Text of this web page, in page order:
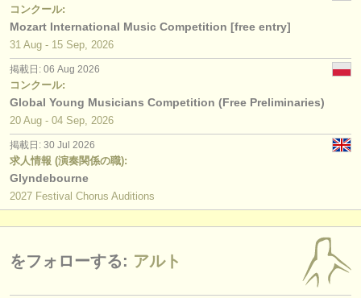
ATSfaq
ログイン
コンクール:
Mozart International Music Competition [free entry]
31 Aug - 15 Sep, 2026
掲載日: 06 Aug 2026
コンクール:
Global Young Musicians Competition (Free Preliminaries)
20 Aug - 04 Sep, 2026
掲載日: 30 Jul 2026
求人情報 (演奏関係の職):
Glyndebourne
2027 Festival Chorus Auditions
をフォローする: アルト